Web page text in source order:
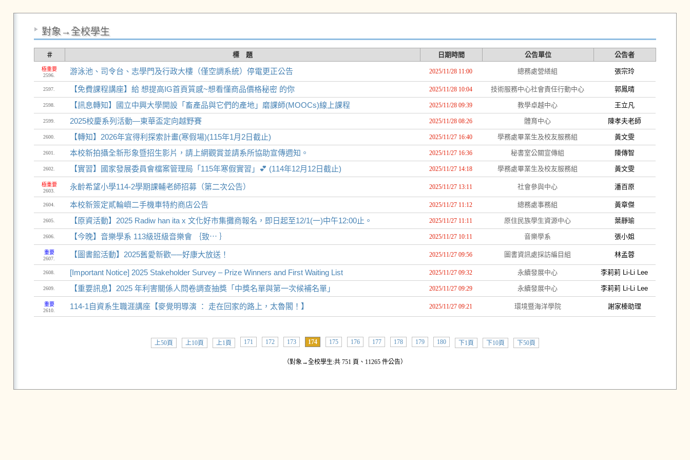
對象→全校學生
＃ 標 題 日期時間 公告單位 公告者
極重要
2596.
游泳池、司令台、志學門及行政大樓（僅空調系統）停電更正公告 2025/11/28 11:00 總務處營繕組 張宗玲
2597. 【免費課程講座】給 想提高IG首頁質感~想看懂商品價格秘密 的你 2025/11/28 10:04 技術服務中心社會責任行動中心 郭鳳晴
2598. 【訊息轉知】國立中興大學開設「畜產品與它們的產地」磨課師(MOOCs)線上課程 2025/11/28 09:39 教學卓越中心 王立凡
2599. 2025校慶系列活動—東華盃定向越野賽 2025/11/28 08:26 體育中心 陳孝夫老師
2600. 【轉知】2026年宜得利探索計畫(寒假場)(115年1月2日截止) 2025/11/27 16:40 學務處畢業生及校友服務組 黃文雯
2601. 本校新拍攝全新形象暨招生影片，請上網觀賞並請系所協助宣傳週知。 2025/11/27 16:36 秘書室公關宣傳組 陳傳智
2602. 【實習】國家發展委員會檔案管理局「115年寒假實習」💕 (114年12月12日截止) 2025/11/27 14:18 學務處畢業生及校友服務組 黃文雯
極重要
2603.
永齡希望小學114-2學期課輔老師招募（第二次公告） 2025/11/27 13:11 社會參與中心 潘百原
2604. 本校新簽定貳輪嶼二手機車特約商店公告 2025/11/27 11:12 總務處事務組 黃章傑
2605. 【原資活動】2025 Radiw han ita x 文化好市集攤商報名，即日起至12/1(一)中午12:00止。 2025/11/27 11:11 原住民族學生資源中心 葉靜瑜
2606. 【今晚】音樂學系 113級班級音樂會 ｛致⋯ ｝ 2025/11/27 10:11 音樂學系 張小姐
重要
2607.
【圖書館活動】2025舊愛新歡──好康大放送！ 2025/11/27 09:56 圖書資訊處採訪編目組 林孟蓉
2608. [Important Notice] 2025 Stakeholder Survey – Prize Winners and First Waiting List 2025/11/27 09:32 永續發展中心 李莉莉 Li-Li Lee
2609. 【重要訊息】2025 年利害關係人問卷調查抽獎「中獎名單與第一次候補名單」 2025/11/27 09:29 永續發展中心 李莉莉 Li-Li Lee
重要
2610.
114-1自資系生職涯講座【麥覺明導演 ： 走在回家的路上，太魯閣！】 2025/11/27 09:21 環境暨海洋學院 謝家榛助理
上50頁 上10頁 上1頁 171 172 173 174 175 176 177 178 179 180 下1頁 下10頁 下50頁
（對象→全校學生:共 751 頁、11265 件公告）